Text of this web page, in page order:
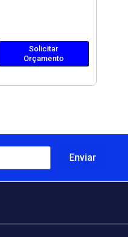
Solicitar
Orçamento